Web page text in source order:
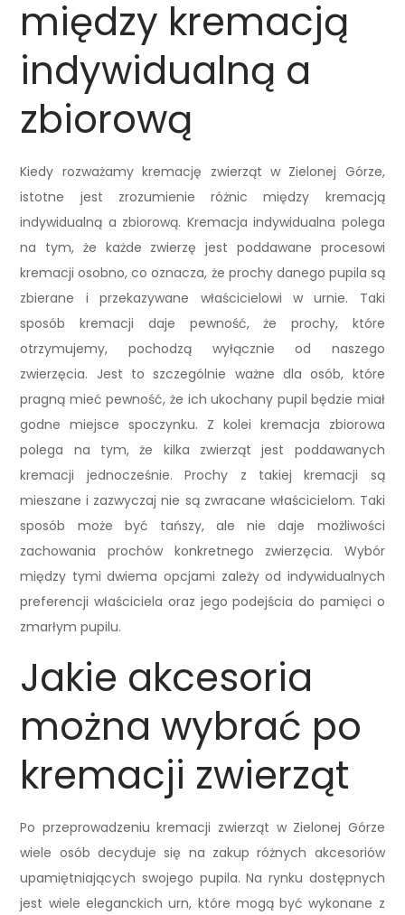
między kremacją
indywidualną a
zbiorową
Kiedy rozważamy kremację zwierząt w Zielonej Górze,
istotne jest zrozumienie różnic między kremacją
indywidualną a zbiorową. Kremacja indywidualna polega
na tym, że każde zwierzę jest poddawane procesowi
kremacji osobno, co oznacza, że prochy danego pupila są
zbierane i przekazywane właścicielowi w urnie. Taki
sposób kremacji daje pewność, że prochy, które
otrzymujemy, pochodzą wyłącznie od naszego
zwierzęcia. Jest to szczególnie ważne dla osób, które
pragną mieć pewność, że ich ukochany pupil będzie miał
godne miejsce spoczynku. Z kolei kremacja zbiorowa
polega na tym, że kilka zwierząt jest poddawanych
kremacji jednocześnie. Prochy z takiej kremacji są
mieszane i zazwyczaj nie są zwracane właścicielom. Taki
sposób może być tańszy, ale nie daje możliwości
zachowania prochów konkretnego zwierzęcia. Wybór
między tymi dwiema opcjami zależy od indywidualnych
preferencji właściciela oraz jego podejścia do pamięci o
zmarłym pupilu.
Jakie akcesoria
można wybrać po
kremacji zwierząt
Po przeprowadzeniu kremacji zwierząt w Zielonej Górze
wiele osób decyduje się na zakup różnych akcesoriów
upamiętniających swojego pupila. Na rynku dostępnych
jest wiele eleganckich urn, które mogą być wykonane z